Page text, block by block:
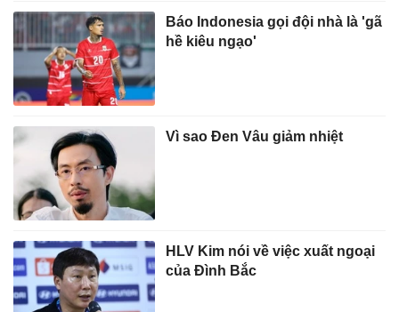
Báo Indonesia gọi đội nhà là 'gã
hề kiêu ngạo'
Vì sao Đen Vâu giảm nhiệt
HLV Kim nói về việc xuất ngoại
của Đình Bắc